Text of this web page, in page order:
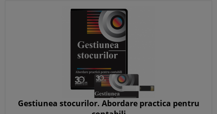
Gestiunea stocurilor. Abordare practica pentru